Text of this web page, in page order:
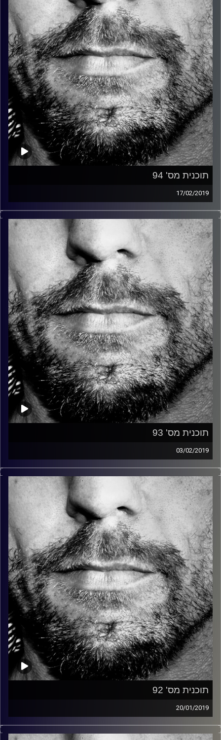
קרדיט תמונות: David Goehring
תוכנית מס' 94
17/02/2019
זיפים, מוזיקה מחוספסת של הופעות חיות. הרבה ג'אם, רוק,
בלוז, bluegrass, ג'אז, Fאנק, פרוגרסיב ואפילו אלקטרוניקה.
כל מה שחי, אמיתי ונושם.
עם שמוליק רגב.
קרדיט תמונות: David Goehring
תוכנית מס' 93
03/02/2019
זיפים, מוזיקה מחוספסת של הופעות חיות. הרבה ג'אם, רוק,
בלוז, bluegrass, ג'אז, Fאנק, פרוגרסיב ואפילו אלקטרוניקה.
כל מה שחי, אמיתי ונושם.
עם שמוליק רגב.
קרדיט תמונות: David Goehring
תוכנית מס' 92
20/01/2019
זיפים, מוזיקה מחוספסת של הופעות חיות. הרבה ג'אם, רוק,
בלוז, bluegrass, ג'אז, Fאנק, פרוגרסיב ואפילו אלקטרוניקה.